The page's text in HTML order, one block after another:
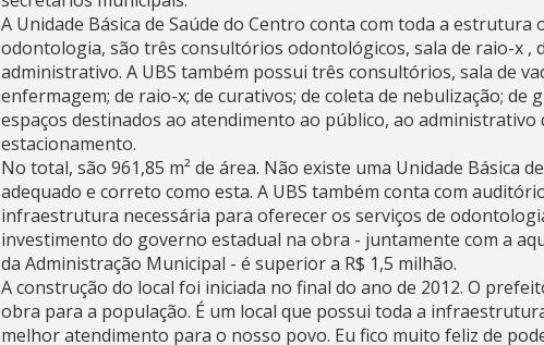
A Unidade Básica de Saúde do Centro conta com toda a
odontologia, são três consultórios odontológicos, sala de raio-x ,
administrativo. A UBS também possui três consultórios, sala de
enfermagem; de raio-x; de curativos; de coleta de nebulização; de
espaços destinados ao atendimento ao público, ao administrativo
estacionamento.
No total, são 961,85 m² de área. Não existe uma Unidade Básica
adequado e correto como esta. A UBS também conta com
infraestrutura necessária para oferecer os serviços de
investimento do governo estadual na obra - juntamente com a
da Administração Municipal - é superior a R$ 1,5 milhão.
A construção do local foi iniciada no final do ano de 2012. O
obra para a população. É um local que possui toda a
melhor atendimento para o nosso povo. Eu fico muito feliz de